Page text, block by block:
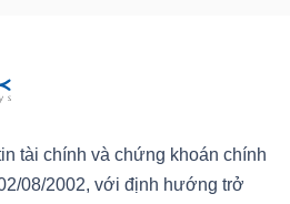
tài chính và chứng khoán chính
08/2002, với định hướng trở